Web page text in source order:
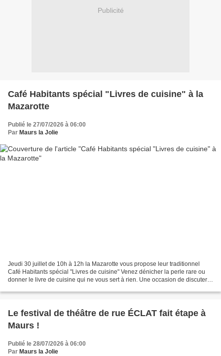
Publicité
Café Habitants spécial "Livres de cuisine" à la
Mazarotte
Publié le 27/07/2026 à 06:00
Par Maurs la Jolie
Jeudi 30 juillet de 10h à 12h la Mazarotte vous propose leur traditionnel
Café Habitants spécial "Livres de cuisine" Venez dénicher la perle rare ou
donner le livre de cuisine qui ne vous sert à rien. Une occasion de discuter
Le festival de théâtre de rue ÉCLAT fait étape à
Maurs !
Publié le 28/07/2026 à 06:00
Par Maurs la Jolie